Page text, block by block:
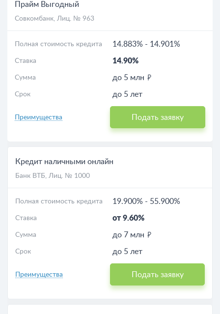
Прайм Выгодный
Совкомбанк, Лиц. № 963
Полная стоимость кредита 14.883% - 14.901%
Ставка 14.90%
Сумма до 5 млн
Срок до 5 лет
Преимущества Подать заявку
Кредит наличными онлайн
Банк ВТБ, Лиц. № 1000
Полная стоимость кредита 19.900% - 55.900%
Ставка от 9.60%
Сумма до 7 млн
Срок до 5 лет
Преимущества Подать заявку